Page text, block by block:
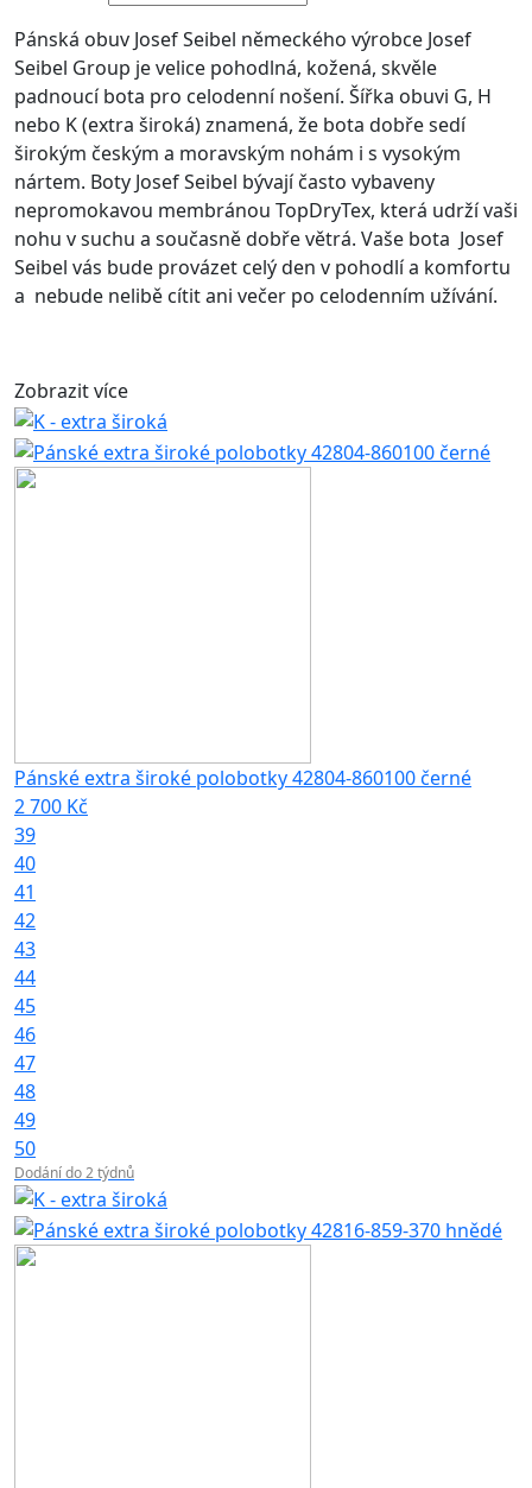
Pánská obuv Josef Seibel německého výrobce Josef
Seibel Group je velice pohodlná, kožená, skvěle
padnoucí bota pro celodenní nošení. Šířka obuvi G, H
nebo K (extra široká) znamená, že bota dobře sedí
širokým českým a moravským nohám i s vysokým
nártem. Boty Josef Seibel bývají často vybaveny
nepromokavou membránou TopDryTex, která udrží vaši
nohu v suchu a současně dobře větrá. Vaše bota Josef
Seibel vás bude provázet celý den v pohodlí a komfortu
a nebude nelibě cítit ani večer po celodenním užívání.
Zobrazit více
Pánské extra široké polobotky 42804-860100 černé
2 700 Kč
39
40
41
42
43
44
45
46
47
48
49
50
Dodání do 2 týdnů